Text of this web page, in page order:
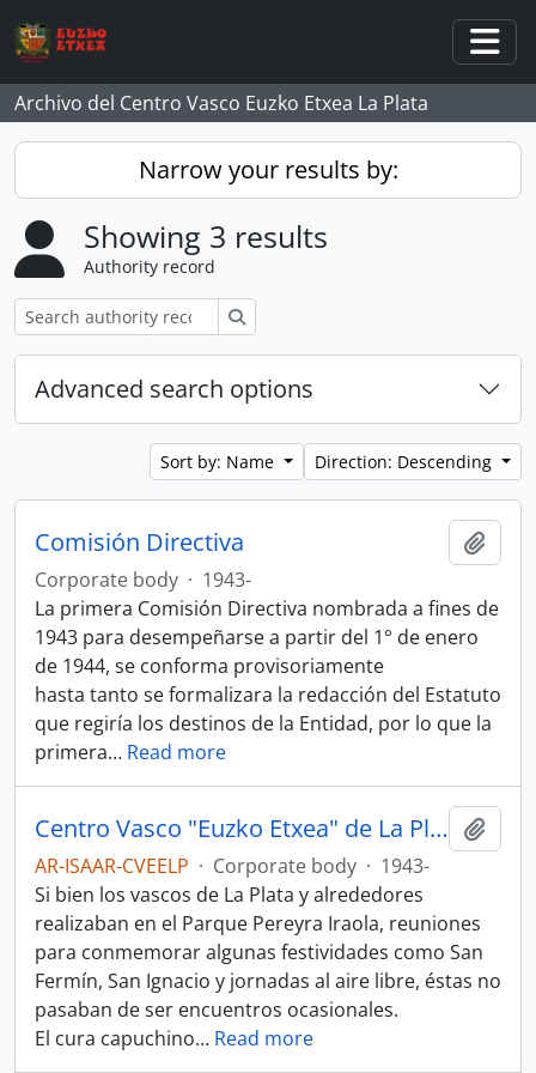
Skip to main content
Archivo del Centro Vasco Euzko Etxea La Plata
Narrow your results by:
Showing 3 results
Authority record
Advanced search options
Sort by: Name Direction: Descending
Comisión Directiva
Corporate body · 1943-
La primera Comisión Directiva nombrada a fines de
1943 para desempeñarse a partir del 1° de enero
de 1944, se conforma provisoriamente
hasta tanto se formalizara la redacción del Estatuto
que regiría los destinos de la Entidad, por lo que la
primera… Read more
Centro Vasco "Euzko Etxea" de La Plata
AR-ISAAR-CVEELP · Corporate body · 1943-
Si bien los vascos de La Plata y alrededores
realizaban en el Parque Pereyra Iraola, reuniones
para conmemorar algunas festividades como San
Fermín, San Ignacio y jornadas al aire libre, éstas no
pasaban de ser encuentros ocasionales.
El cura capuchino… Read more